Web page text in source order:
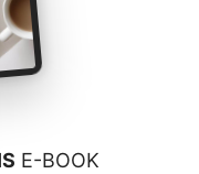
E-BOOK